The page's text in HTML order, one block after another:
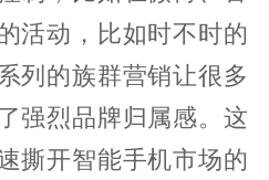
活动，比如时不时的
列的族群营销让很多
强烈品牌归属感。这
撕开智能手机市场的